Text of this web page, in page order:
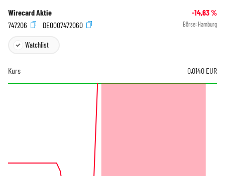
Wirecard Aktie -14,63%
747206
DE0007472060 Börse: Hamburg
Watchlist
Kurs 0,0140 EUR